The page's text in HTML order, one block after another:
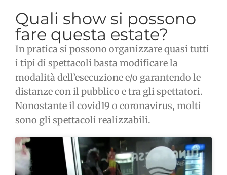
Quali show si possono
fare questa estate?
In pratica si possono organizzare quasi tutti
i tipi di spettacoli basta modificare la
modalità dell’esecuzione e/o garantendo le
distanze con il pubblico e tra gli spettatori.
Nonostante il covid19 o coronavirus, molti
sono gli spettacoli realizzabili.